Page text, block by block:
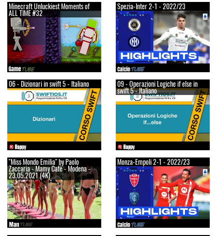
Minecraft Unluckiest Moments of
ALL TIME #32
Spezia-Inter 2-1 - 2022/23
06 - Dizionari in swift 5 - Italiano 09 - Operazioni Logiche if else in
swift 5 - Italiano
"Miss Mondo Emilia" by Paolo
Zaccaria - Mamy Cafè - Modena -
23.05.2021 (4K)
Monza-Empoli 2-1 - 2022/23